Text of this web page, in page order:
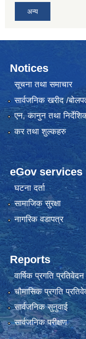
अन्य
Notices
सूचना तथा समाचार
सार्वजनिक खरीद /
एन, कानुन तथा
कर तथा शुल्कहरु
eGov services
घटना दर्ता
सामाजिक सुरक्षा
नागरिक वडापत्र
Reports
वार्षिक प्रगति प्रतिवेदन
चौमासिक प्रगति
सार्वजनिक सुनुवाई
सार्वजनिक परीक्षण